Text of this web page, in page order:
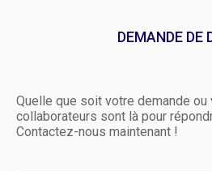
DEMANDE DE
Quelle que soit votre demande ou
collaborateurs sont là pour
Contactez-nous maintenant !